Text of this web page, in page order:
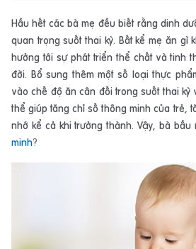
Hầu hết các bà mẹ đều biết rằng dinh
quan trọng suốt thai kỳ. Bất kể mẹ ăn gì
hưởng tới sự phát triển thể chất và tinh
đời. Bổ sung thêm một số loại thực
vào chế độ ăn cân đối trong suốt thai kỳ
thể giúp tăng chỉ số thông minh của trẻ,
nhớ kể cả khi trưởng thành. Vậy, bà bầu
minh?